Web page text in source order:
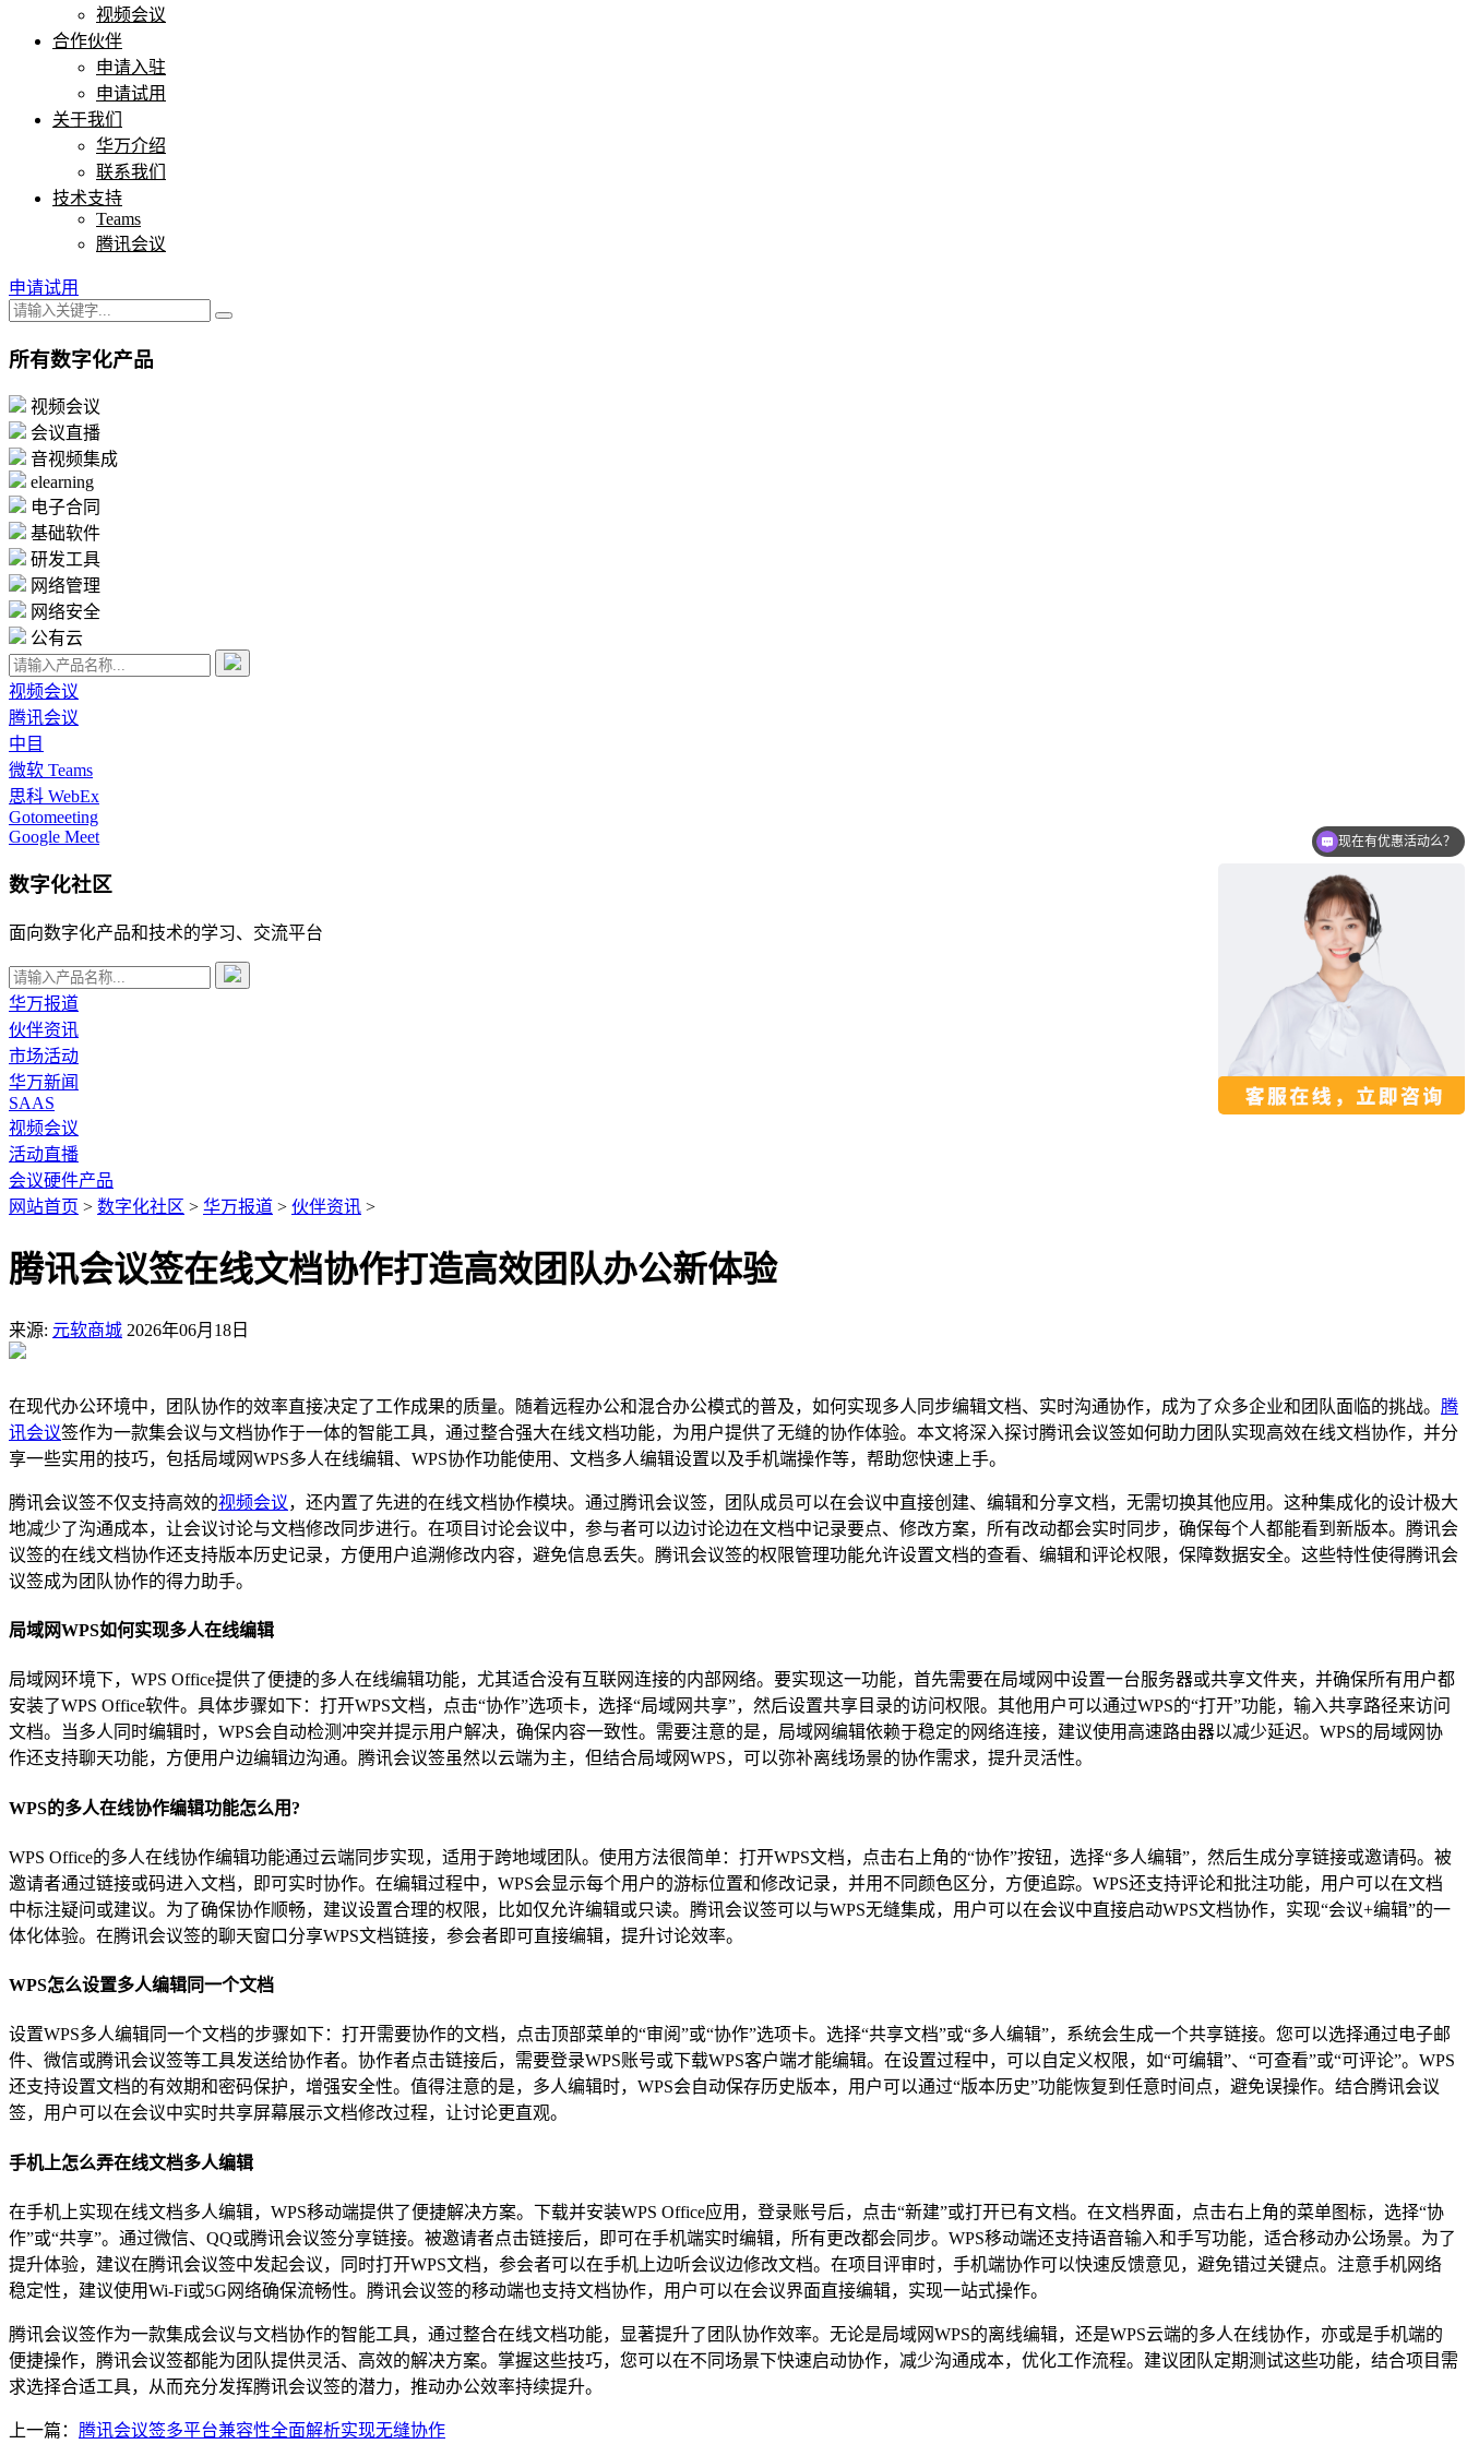
视频会议
合作伙伴
申请入驻
申请试用
关于我们
华万介绍
联系我们
技术支持
Teams
腾讯会议
申请试用
所有数字化产品
视频会议
会议直播
音视频集成
elearning
电子合同
基础软件
研发工具
网络管理
网络安全
公有云
视频会议
腾讯会议
中目
微软 Teams
思科 WebEx
Gotomeeting
Google Meet
数字化社区
面向数字化产品和技术的学习、交流平台
华万报道
伙伴资讯
市场活动
华万新闻
SAAS
视频会议
活动直播
会议硬件产品
网站首页 > 数字化社区 > 华万报道 > 伙伴资讯 >
腾讯会议签在线文档协作打造高效团队办公新体验
来源: 元软商城 2026年06月18日
在现代办公环境中，团队协作的效率直接决定了工作成果的质量。随着远程办公和混合办公模式的普及，如何实现多人同步编辑文档、实时沟通协作，成为了众多企业和团队面临的挑战。 腾
讯会议签作为一款集会议与文档协作于一体的智能工具，通过整合强大在线文档功能，为用户提供了无缝的协作体验。本文将深入探讨腾讯会议签如何助力团队实现高效在线文档协作，并分
享一些实用的技巧，包括局域网WPS多人在线编辑、WPS协作功能使用、文档多人编辑设置以及手机端操作等，帮助您快速上手。
腾讯会议签不仅支持高效的视频会议，还内置了先进的在线文档协作模块。通过腾讯会议签，团队成员可以在会议中直接创建、编辑和分享文档，无需切换其他应用。这种集成化的设计极大
地减少了沟通成本，让会议讨论与文档修改同步进行。在项目讨论会议中，参与者可以边讨论边在文档中记录要点、修改方案，所有改动都会实时同步，确保每个人都能看到新版本。腾讯会
议签的在线文档协作还支持版本历史记录，方便用户追溯修改内容，避免信息丢失。腾讯会议签的权限管理功能允许设置文档的查看、编辑和评论权限，保障数据安全。这些特性使得腾讯会
议签成为团队协作的得力助手。
局域网WPS如何实现多人在线编辑
局域网环境下，WPS Office提供了便捷的多人在线编辑功能，尤其适合没有互联网连接的内部网络。要实现这一功能，首先需要在局域网中设置一台服务器或共享文件夹，并确保所有用户都
安装了WPS Office软件。具体步骤如下：打开WPS文档，点击“协作”选项卡，选择“局域网共享”，然后设置共享目录的访问权限。其他用户可以通过WPS的“打开”功能，输入共享路径来访问
文档。当多人同时编辑时，WPS会自动检测冲突并提示用户解决，确保内容一致性。需要注意的是，局域网编辑依赖于稳定的网络连接，建议使用高速路由器以减少延迟。WPS的局域网协
作还支持聊天功能，方便用户边编辑边沟通。腾讯会议签虽然以云端为主，但结合局域网WPS，可以弥补离线场景的协作需求，提升灵活性。
WPS的多人在线协作编辑功能怎么用?
WPS Office的多人在线协作编辑功能通过云端同步实现，适用于跨地域团队。使用方法很简单：打开WPS文档，点击右上角的“协作”按钮，选择“多人编辑”，然后生成分享链接或邀请码。被
邀请者通过链接或码进入文档，即可实时协作。在编辑过程中，WPS会显示每个用户的游标位置和修改记录，并用不同颜色区分，方便追踪。WPS还支持评论和批注功能，用户可以在文档
中标注疑问或建议。为了确保协作顺畅，建议设置合理的权限，比如仅允许编辑或只读。腾讯会议签可以与WPS无缝集成，用户可以在会议中直接启动WPS文档协作，实现“会议+编辑”的一
体化体验。在腾讯会议签的聊天窗口分享WPS文档链接，参会者即可直接编辑，提升讨论效率。
WPS怎么设置多人编辑同一个文档
设置WPS多人编辑同一个文档的步骤如下：打开需要协作的文档，点击顶部菜单的“审阅”或“协作”选项卡。选择“共享文档”或“多人编辑”，系统会生成一个共享链接。您可以选择通过电子邮
件、微信或腾讯会议签等工具发送给协作者。协作者点击链接后，需要登录WPS账号或下载WPS客户端才能编辑。在设置过程中，可以自定义权限，如“可编辑”、“可查看”或“可评论”。WPS
还支持设置文档的有效期和密码保护，增强安全性。值得注意的是，多人编辑时，WPS会自动保存历史版本，用户可以通过“版本历史”功能恢复到任意时间点，避免误操作。结合腾讯会议
签，用户可以在会议中实时共享屏幕展示文档修改过程，让讨论更直观。
手机上怎么弄在线文档多人编辑
在手机上实现在线文档多人编辑，WPS移动端提供了便捷解决方案。下载并安装WPS Office应用，登录账号后，点击“新建”或打开已有文档。在文档界面，点击右上角的菜单图标，选择“协
作”或“共享”。通过微信、QQ或腾讯会议签分享链接。被邀请者点击链接后，即可在手机端实时编辑，所有更改都会同步。WPS移动端还支持语音输入和手写功能，适合移动办公场景。为了
提升体验，建议在腾讯会议签中发起会议，同时打开WPS文档，参会者可以在手机上边听会议边修改文档。在项目评审时，手机端协作可以快速反馈意见，避免错过关键点。注意手机网络
稳定性，建议使用Wi-Fi或5G网络确保流畅性。腾讯会议签的移动端也支持文档协作，用户可以在会议界面直接编辑，实现一站式操作。
腾讯会议签作为一款集成会议与文档协作的智能工具，通过整合在线文档功能，显著提升了团队协作效率。无论是局域网WPS的离线编辑，还是WPS云端的多人在线协作，亦或是手机端的
便捷操作，腾讯会议签都能为团队提供灵活、高效的解决方案。掌握这些技巧，您可以在不同场景下快速启动协作，减少沟通成本，优化工作流程。建议团队定期测试这些功能，结合项目需
求选择合适工具，从而充分发挥腾讯会议签的潜力，推动办公效率持续提升。
上一篇： 腾讯会议签多平台兼容性全面解析实现无缝协作
现在有优惠活动么？